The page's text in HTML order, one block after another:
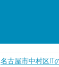
名古屋市中村区IT